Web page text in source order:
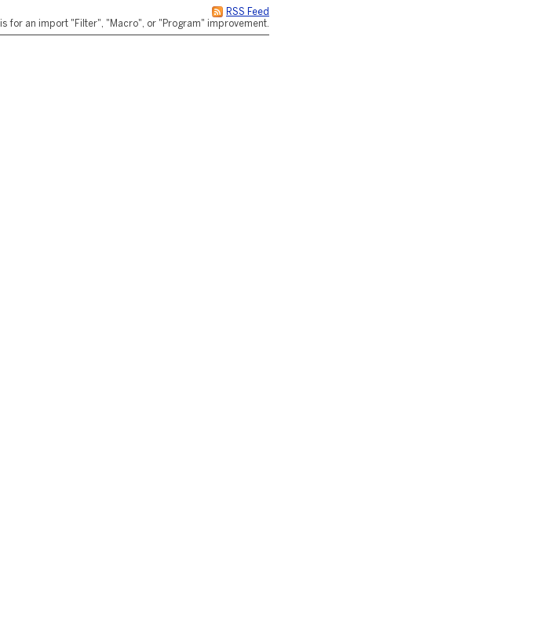
RSS Feed
for an import "Filter", "Macro", or "Program" improvement.